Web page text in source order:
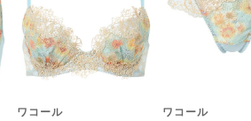
した。前ウエストのレースが肌に重な
が印象的な一枚。
ハイレッグショーツ
ト位置、裾ライン位置）については
ワコール ワコール